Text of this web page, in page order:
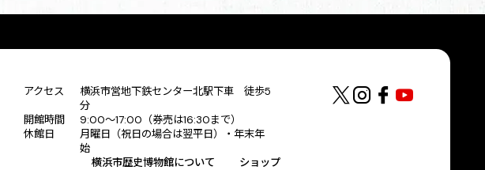
アクセス
横浜市営地下鉄センター北駅下車 徒歩5
分
開館時間
9:00〜17:00（券売は16:30まで）
休館日
月曜日（祝日の場合は翌平日）・年末年
始
横浜市歴史博物館について ショップ